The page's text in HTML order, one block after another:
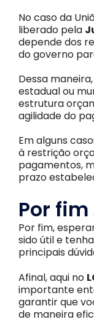
No caso da
liberado pela
depende dos
do governo
Dessa
estadual ou
estrutura
agilidade do
Em alguns
à restrição
pagamentos,
prazo
Por fim
Por fim,
sido útil e
principais
Afinal, aqui no
importante
garantir que
de maneira